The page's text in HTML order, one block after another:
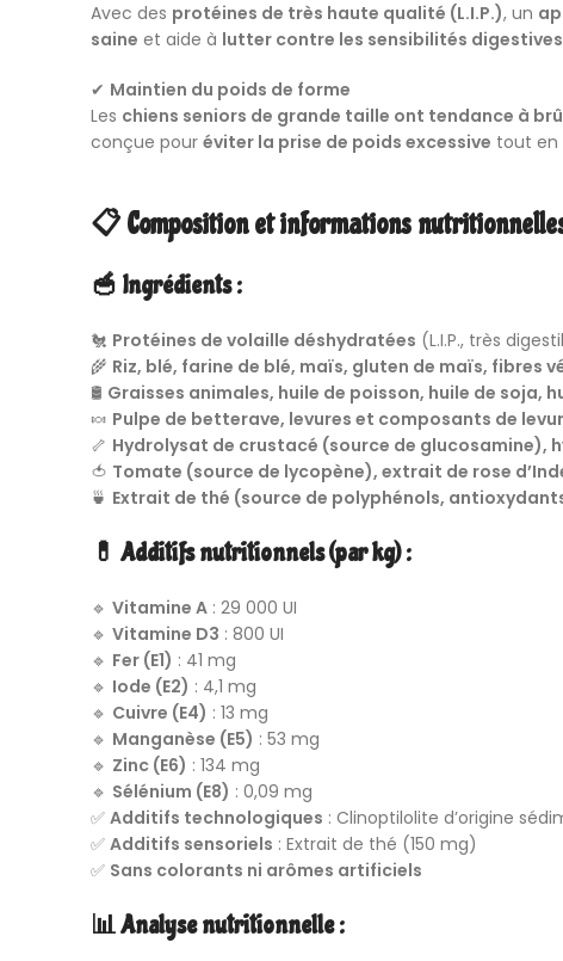
Avec des protéines de très haute qualité (L.I.P.), un
saine et aide à lutter contre les sensibilités digestives
✔ Maintien du poids de forme
Les chiens seniors de grande taille ont tendance à
conçue pour éviter la prise de poids excessive tout en
📋 Composition et informations
🥣 Ingrédients :
🐔 Protéines de volaille déshydratées (L.I.P., très
🌾 Riz, blé, farine de blé, maïs, gluten de maïs, fibres
🛢️ Graisses animales, huile de poisson, huile de soja,
🍬 Pulpe de betterave, levures et composants de
🦴 Hydrolysat de crustacé (source de
🍅 Tomate (source de lycopène), extrait de rose
🍵 Extrait de thé (source de polyphénols,
💊 Additifs nutritionnels (par kg) :
🔹 Vitamine A : 29 000 UI
🔹 Vitamine D3 : 800 UI
🔹 Fer (E1) : 41 mg
🔹 Iode (E2) : 4,1 mg
🔹 Cuivre (E4) : 13 mg
🔹 Manganèse (E5) : 53 mg
🔹 Zinc (E6) : 134 mg
🔹 Sélénium (E8) : 0,09 mg
✅ Additifs technologiques : Clinoptilolite d’origine
✅ Additifs sensoriels : Extrait de thé (150 mg)
✅ Sans colorants ni arômes artificiels
📊 Analyse nutritionnelle :